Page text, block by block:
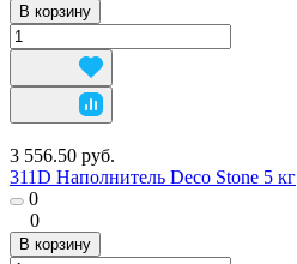
В корзину
3 556.50 руб.
311D Наполнитель Deco Stone 5 кг
0
0
В корзину